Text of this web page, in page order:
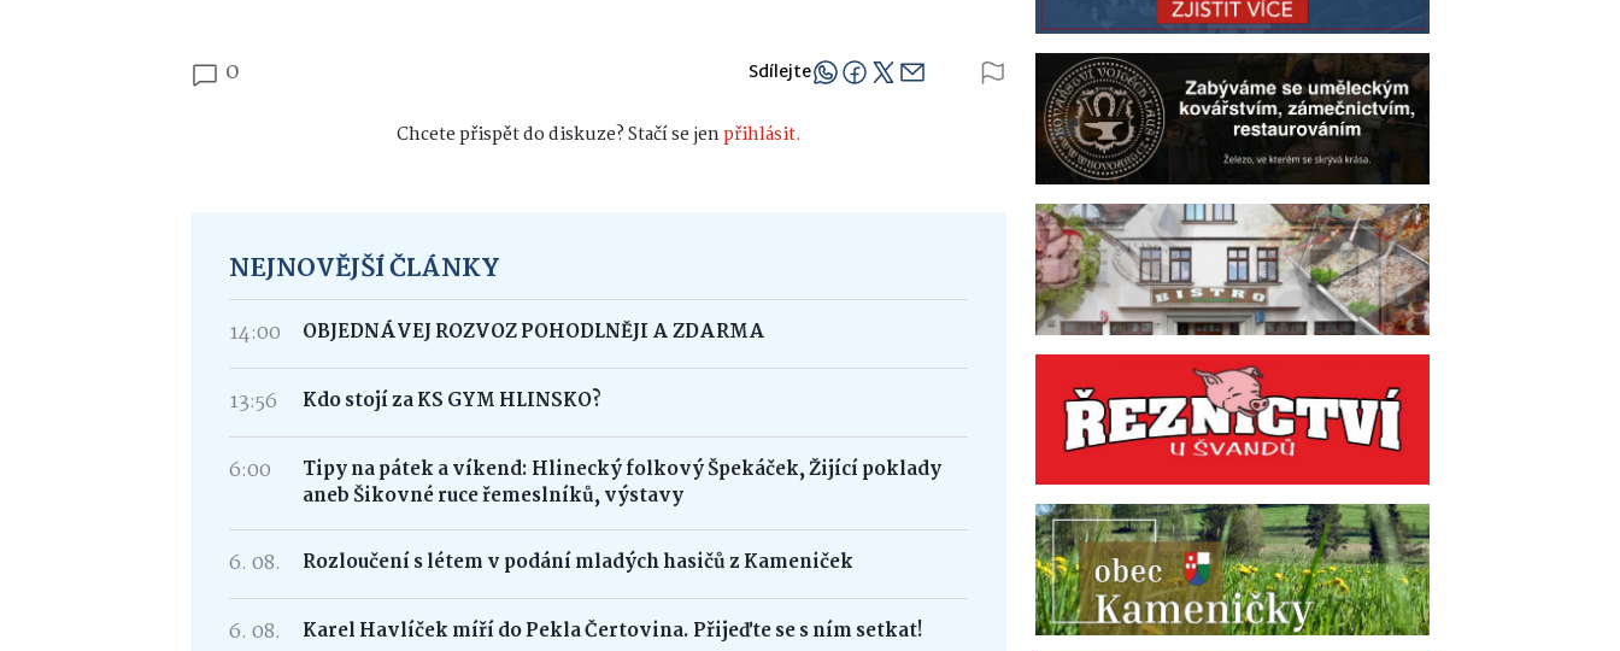
0 Sdílejte
Chcete přispět do diskuze? Stačí se jenpřihlásit.
NEJNOVĚJŠÍ ČLÁNKY
14:00 OBJEDNÁVEJ ROZVOZ POHODLNĚJI A ZDARMA
13:56 Kdo stojí za KS GYM HLINSKO?
6:00
Tipy na pátek a víkend: Hlinecký folkový Špekáček, Žijící poklady
aneb Šikovné ruce řemeslníků, výstavy
6. 08. Rozloučení s létem v podání mladých hasičů z Kameniček
6. 08. Karel Havlíček míří do Pekla Čertovina. Přijeďte se s ním setkat!